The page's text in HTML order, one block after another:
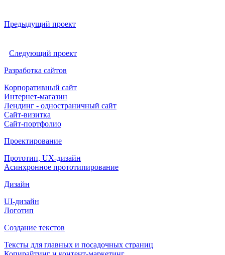
Предыдущий проект
Следующий проект
Разработка сайтов
Корпоративный сайт
Интернет-магазин
Лендинг - одностраничный сайт
Сайт-визитка
Сайт-портфолио
Проектирование
Прототип, UX-дизайн
Асинхронное прототипирование
Дизайн
UI-дизайн
Логотип
Создание текстов
Тексты для главных и посадочных страниц